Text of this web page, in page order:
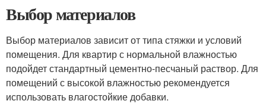
Выбор материалов
Выбор материалов зависит от типа стяжки и условий
помещения. Для квартир с нормальной влажностью
подойдет стандартный цементно-песчаный раствор. Для
помещений с высокой влажностью рекомендуется
использовать влагостойкие добавки.